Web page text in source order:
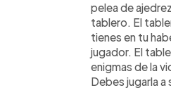
pelea de
tablero. El
tienes en tu
jugador. El
enigmas de la
Debes jugarla